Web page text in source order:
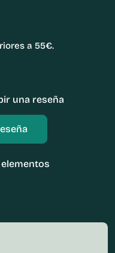
a 55€.
una reseña